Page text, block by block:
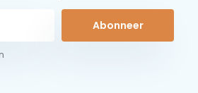
Abonneer